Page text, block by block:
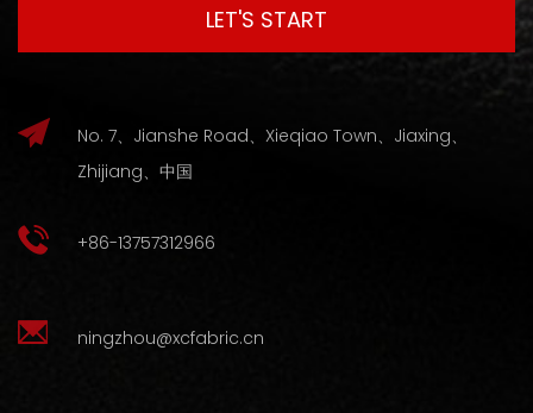
No. 7、Jianshe Road、Xieqiao Town、Jiaxing、
Zhijiang、中国
+86-13757312966
ningzhou@xcfabric.cn